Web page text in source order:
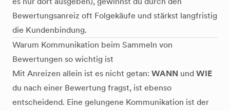
Bewertungsanreiz oft Folgekäufe und stärkst langfristig
die Kundenbindung.
Warum Kommunikation beim Sammeln von
Bewertungen so wichtig ist
Mit Anreizen allein ist es nicht getan: WANN und WIE
du nach einer Bewertung fragst, ist ebenso
entscheidend. Eine gelungene Kommunikation ist der